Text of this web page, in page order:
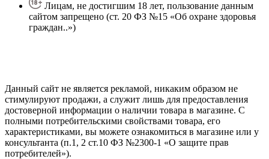
Лицам, не достигшим 18 лет, пользование данным
сайтом запрещено (ст. 20 ФЗ №15 «Об охране здоровья
граждан..»)
Данный сайт не является рекламой, никаким образом не
стимулируют продажи, а служит лишь для предоставления
достоверной информации о наличии товара в магазине. С
полными потребительскими свойствами товара, его
характеристиками, вы можете ознакомиться в магазине или у
консультанта (п.1, 2 ст.10 ФЗ №2300-1 «О защите прав
потребителей»).